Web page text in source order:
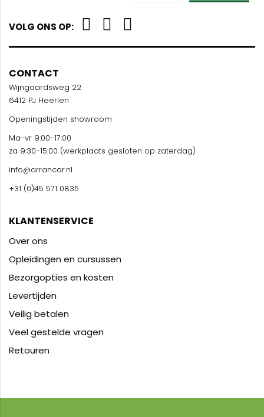
VOLG ONS OP:
CONTACT
Wijngaardsweg 22
6412 PJ Heerlen
Openingstijden showroom
Ma-vr 9:00-17:00
za 9:30-15:00 (werkplaats gesloten op zaterdag)
info@arrancar.nl
+31 (0)45 571 0835
KLANTENSERVICE
Over ons
Opleidingen en cursussen
Bezorgopties en kosten
Levertijden
Veilig betalen
Veel gestelde vragen
Retouren